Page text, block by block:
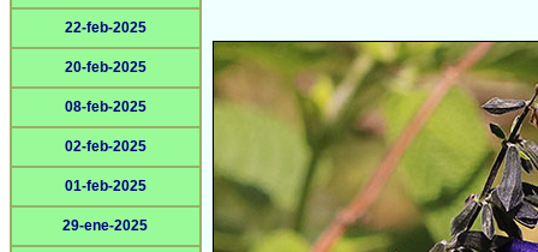
22-feb-2025
20-feb-2025
08-feb-2025
02-feb-2025
01-feb-2025
29-ene-2025